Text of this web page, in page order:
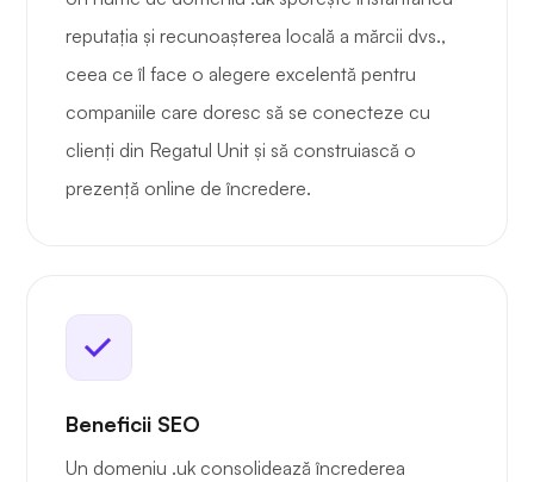
reputația și recunoașterea locală a mărcii dvs.,
ceea ce îl face o alegere excelentă pentru
companiile care doresc să se conecteze cu
clienți din Regatul Unit și să construiască o
prezență online de încredere.
Beneficii SEO
Un domeniu .uk consolidează încrederea